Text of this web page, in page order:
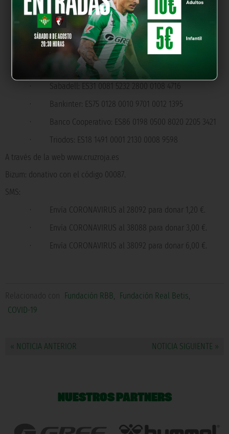
·
Cuenta de #NuestraMejorVictoria en el Banco
Santander: ES44 0049 0001 5321 1002 2225
BBVA: ES92 0182 2370 4600 1002 2227
Caixabank: ES28 2100 0600 8502 0196 0066
Bankia: ES77 2038 1063 6560 0061 9773
·
Sabadell: ES31 0081 5232 2800 0108 4716
·
Bankinter: ES75 0128 0010 9701 0012 1395
·
Banco Cooperativo: ES86 0198 0500 8020 2205 3421
·
Triodos: ES18 1491 0001 2130 0008 9598
A través de la web www.cruzroja.es
Bizum: donativo con el código 00087.
SMS:
·
Envía CORONAVIRUS al 28092 para donar 1,20 €.
·
Envía CORONAVIRUS al 38088 para donar 3,00 €.
·
Envía CORONAVIRUS al 38092 para donar 6,00 €.
Relacionado con Fundación RBB, Fundación Real Betis,
COVID-19
« NOTICIA ANTERIOR NOTICIA SIGUIENTE »
NUESTROS PARTNERS